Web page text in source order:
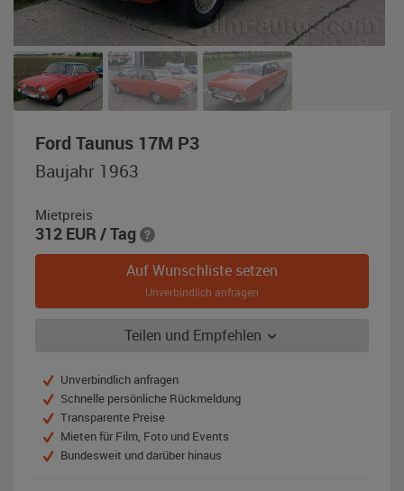
Ford Taunus 17M P3,
schwarz
Baujahr 1963
Mietpreis
312 EUR / Tag
Auf Wunschliste setzen
Unverbindlich anfragen
Teilen und Empfehlen
Unverbindlich anfragen
Schnelle persönliche Rückmeldung
Transparente Preise
Mieten für Film, Foto und Events
Bundesweit und darüber hinaus